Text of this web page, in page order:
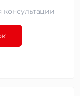
консультации